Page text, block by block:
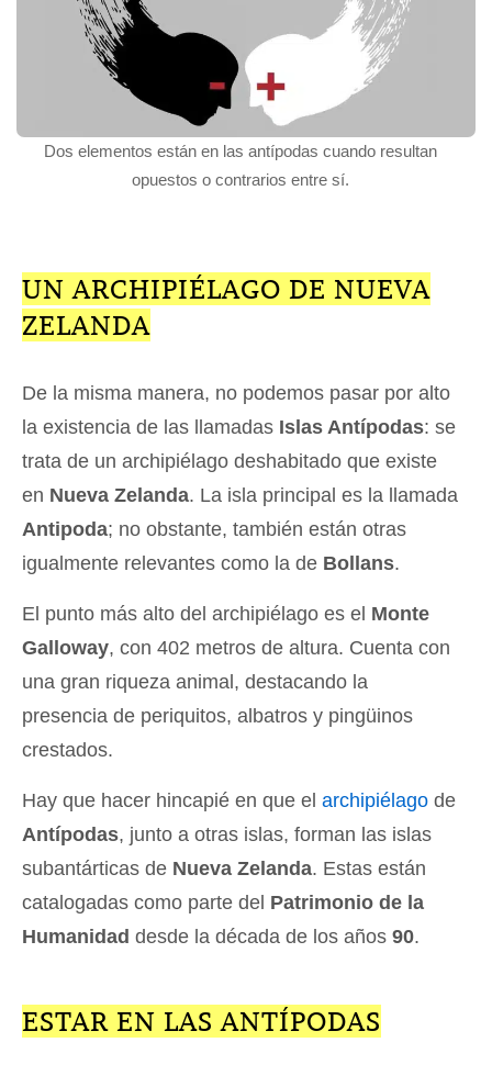
Dos elementos están en las antípodas cuando resultan
opuestos o contrarios entre sí.
UN ARCHIPIÉLAGO DE NUEVA
ZELANDA
De la misma manera, no podemos pasar por alto
la existencia de las llamadas Islas Antípodas: se
trata de un archipiélago deshabitado que existe
en Nueva Zelanda. La isla principal es la llamada
Antipoda; no obstante, también están otras
igualmente relevantes como la de Bollans.
El punto más alto del archipiélago es el Monte
Galloway, con 402 metros de altura. Cuenta con
una gran riqueza animal, destacando la
presencia de periquitos, albatros y pingüinos
crestados.
Hay que hacer hincapié en que el archipiélago de
Antípodas, junto a otras islas, forman las islas
subantárticas de Nueva Zelanda. Estas están
catalogadas como parte del Patrimonio de la
Humanidad desde la década de los años 90.
ESTAR EN LAS ANTÍPODAS